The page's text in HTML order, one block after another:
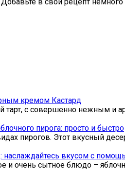
кремом Кастард
тарт, с совершенно нежным
пирога: просто и быстро
пирогов. Этот вкусный
наслаждайтесь вкусом с
и очень сытное блюдо –